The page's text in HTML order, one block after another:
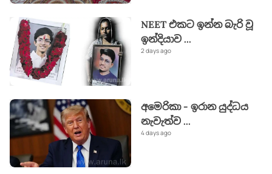
NEET එකට ඉන්න බැරි වූ
ඉන්දියාව ...
2 days ago
අමෙරිකා - ඉරාන යුද්ධය
නැවැත්ව ...
4 days ago